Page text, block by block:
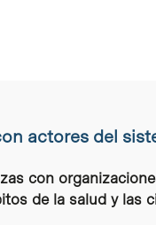
actores del
con
de la salud y las